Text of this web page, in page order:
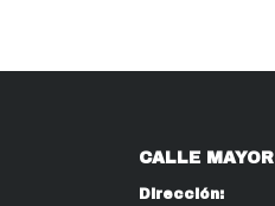
CALLE MAYOR
Dirección: